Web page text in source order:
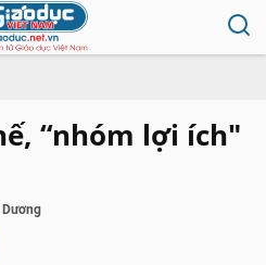
“nhóm lợi ích"